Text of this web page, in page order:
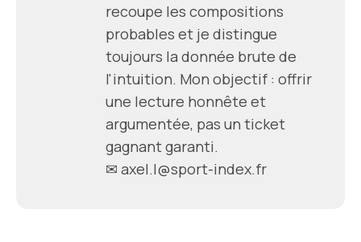
recoupe les compositions
probables et je distingue
toujours la donnée brute de
l'intuition. Mon objectif : offrir
une lecture honnête et
argumentée, pas un ticket
gagnant garanti.
✉ axel.l@sport-index.fr